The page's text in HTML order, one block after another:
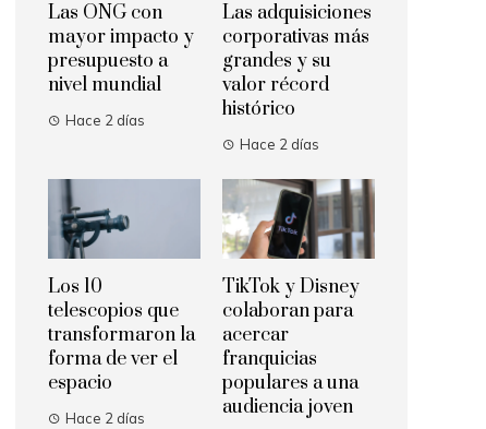
Las ONG con
mayor impacto y
presupuesto a
nivel mundial
Hace 2 días
Las adquisiciones
corporativas más
grandes y su
valor récord
histórico
Hace 2 días
Los 10
telescopios que
transformaron la
forma de ver el
espacio
Hace 2 días
TikTok y Disney
colaboran para
acercar
franquicias
populares a una
audiencia joven